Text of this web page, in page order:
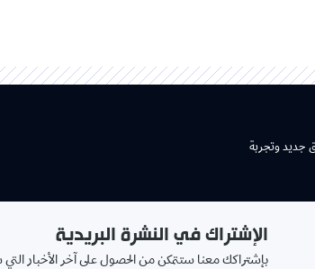
في النشرة البريدية
معنا ستتمكن من الحصول على آخر الأخبار التي سيتم نشرها في